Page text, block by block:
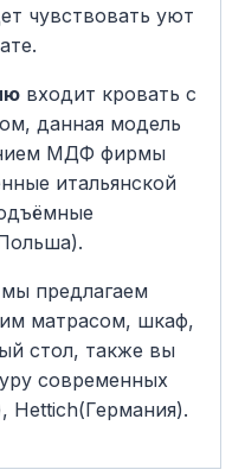
чувствовать уют
входит кровать с
данная модель
МДФ фирмы
итальянской
мы предлагаем
матрасом, шкаф,
стол, также вы
современных
Hettich(Германия).